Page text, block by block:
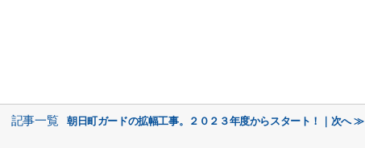
記事一覧 朝日町ガードの拡幅工事。２０２３年度からスタート！｜次へ ≫